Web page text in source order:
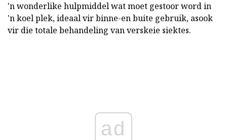
'n wonderlike hulpmiddel wat moet gestoor word in
'n koel plek, ideaal vir binne-en buite gebruik, asook
vir die totale behandeling van verskeie siektes.
ad